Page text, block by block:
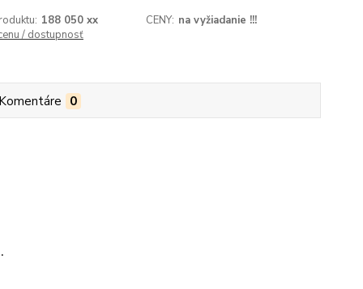
188 050 xx CENY: na vyžiadanie !!!
/ dostupnosť
0